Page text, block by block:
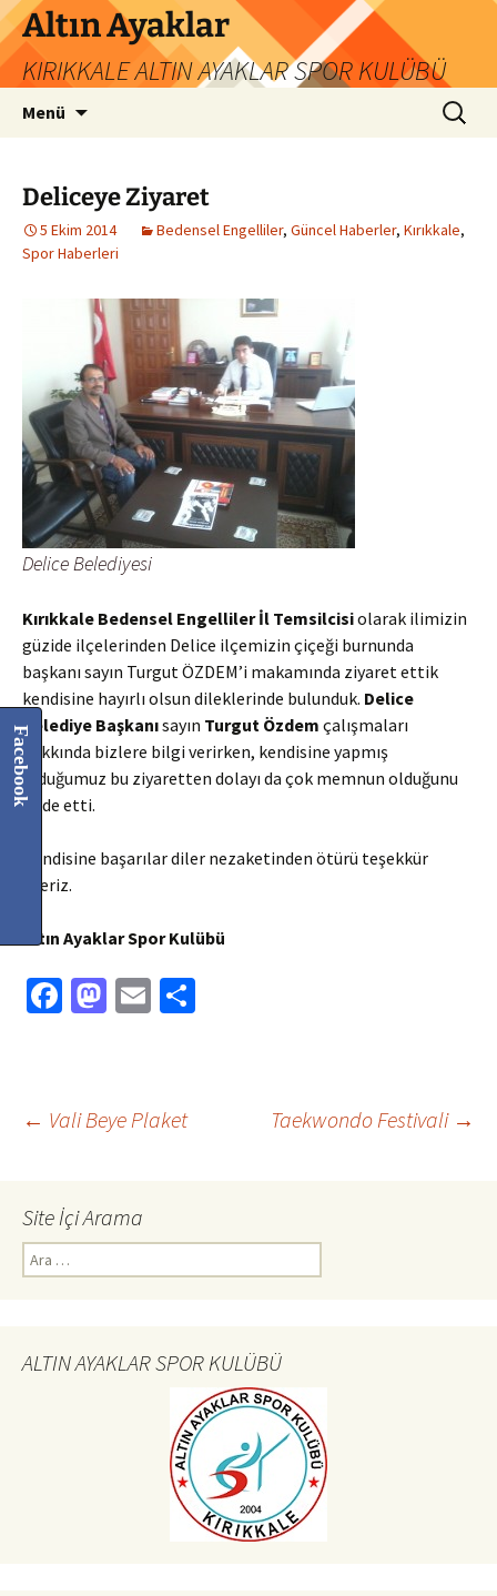
İçeriğe
atlaAltın Ayaklar
KIRIKKALE ALTIN AYAKLAR SPOR KULÜBÜ
Menü Arama:
Deliceye Ziyaret
5 Ekim 2014 Bedensel Engelliler, Güncel Haberler, Kırıkkale,
Spor Haberleri
Delice Belediyesi
Kırıkkale Bedensel Engelliler İl Temsilcisiolarak ilimizin
güzide ilçelerinden Delice ilçemizin çiçeği burnunda
başkanı sayın Turgut ÖZDEM’i makamında ziyaret ettik
kendisine hayırlı olsun dileklerinde bulunduk. Delice
Belediye Başkanısayın Turgut Özdem çalışmaları
hakkında bizlere bilgi verirken, kendisine yapmış
olduğumuz bu ziyaretten dolayı da çok memnun olduğunu
ifade etti.
Kendisine başarılar diler nezaketinden ötürü teşekkür
ederiz.
Altın Ayaklar Spor Kulübü
Fa
o
o
M
o
E
Yazı
dolaşımı
← Vali Beye Plaket Taekwondo Festivali →
Site İçi Arama
Arama:
ALTIN AYAKLAR SPOR KULÜBÜ
Facebook